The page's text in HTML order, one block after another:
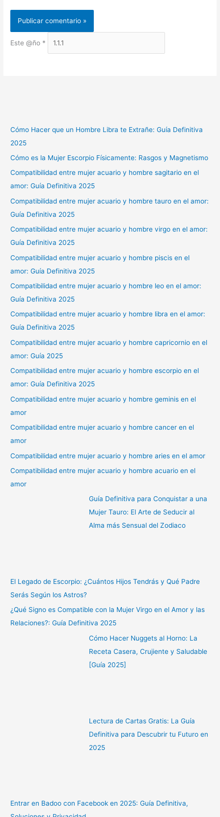
Este @ño *
Cómo Hacer que un Hombre Libra te Extrañe: Guía Definitiva
2025
Cómo es la Mujer Escorpio Físicamente: Rasgos y Magnetismo
Compatibilidad entre mujer acuario y hombre sagitario en el
amor: Guía Definitiva 2025
Compatibilidad entre mujer acuario y hombre tauro en el amor:
Guía Definitiva 2025
Compatibilidad entre mujer acuario y hombre virgo en el amor:
Guía Definitiva 2025
Compatibilidad entre mujer acuario y hombre piscis en el
amor: Guía Definitiva 2025
Compatibilidad entre mujer acuario y hombre leo en el amor:
Guía Definitiva 2025
Compatibilidad entre mujer acuario y hombre libra en el amor:
Guía Definitiva 2025
Compatibilidad entre mujer acuario y hombre capricornio en el
amor: Guía 2025
Compatibilidad entre mujer acuario y hombre escorpio en el
amor: Guía Definitiva 2025
Compatibilidad entre mujer acuario y hombre geminis en el
amor
Compatibilidad entre mujer acuario y hombre cancer en el
amor
Compatibilidad entre mujer acuario y hombre aries en el amor
Compatibilidad entre mujer acuario y hombre acuario en el
amor
Guía Definitiva para Conquistar a una
Mujer Tauro: El Arte de Seducir al
Alma más Sensual del Zodiaco
El Legado de Escorpio: ¿Cuántos Hijos Tendrás y Qué Padre
Serás Según los Astros?
¿Qué Signo es Compatible con la Mujer Virgo en el Amor y las
Relaciones?: Guía Definitiva 2025
Cómo Hacer Nuggets al Horno: La
Receta Casera, Crujiente y Saludable
[Guía 2025]
Lectura de Cartas Gratis: La Guía
Definitiva para Descubrir tu Futuro en
2025
Entrar en Badoo con Facebook en 2025: Guía Definitiva,